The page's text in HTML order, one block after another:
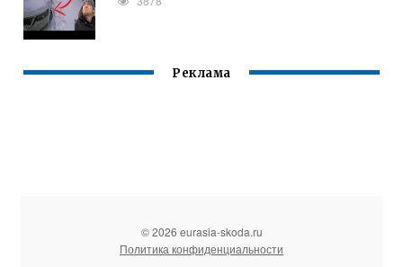
Реклама
© 2026 eurasia-skoda.ru
Политика конфиденциальности